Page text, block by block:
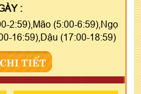
:
2:59),Mão (5:00-6:59),Ngọ
16:59),Dậu (17:00-18:59)
TIẾT